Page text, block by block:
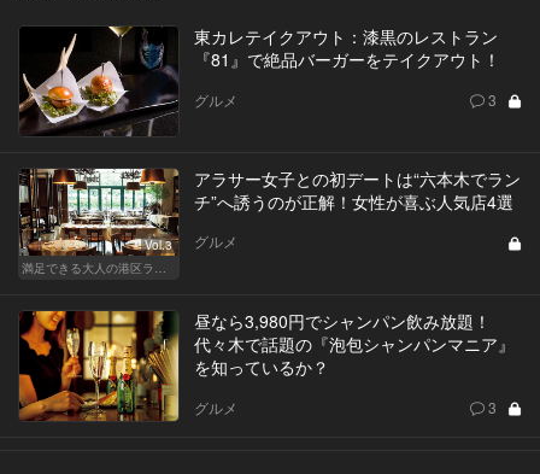
東カレテイクアウト：漆黒のレストラン
『81』で絶品バーガーをテイクアウト！
グルメ 3
Vol.3
満足できる大人の港区ランチデート
アラサー女子との初デートは“六本木でラン
チ”へ誘うのが正解！女性が喜ぶ人気店4選
グルメ
昼なら3,980円でシャンパン飲み放題！
代々木で話題の『泡包シャンパンマニア』
を知っているか？
グルメ 3